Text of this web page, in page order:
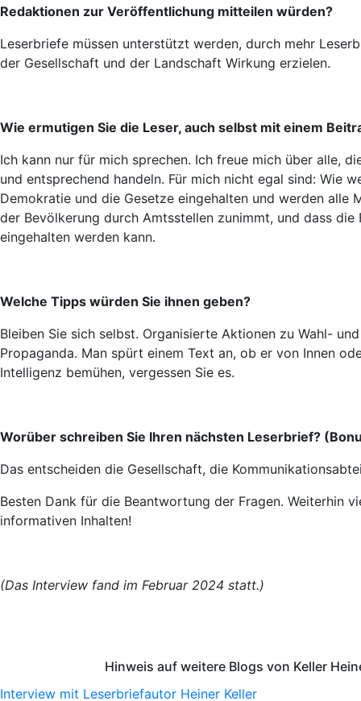
Redaktionen zur Veröffentlichung mitteilen würden?
Leserbriefe müssen unterstützt werden, durch mehr
der Gesellschaft und der Landschaft Wirkung erzielen.
Wie ermutigen Sie die Leser, auch selbst mit einem
Ich kann nur für mich sprechen. Ich freue mich über alle,
und entsprechend handeln. Für mich nicht egal sind: Wie
Demokratie und die Gesetze eingehalten und werden alle
der Bevölkerung durch Amtsstellen zunimmt, und dass
eingehalten werden kann.
Welche Tipps würden Sie ihnen geben?
Bleiben Sie sich selbst. Organisierte Aktionen zu Wahl-
Propaganda. Man spürt einem Text an, ob er von Innen
Intelligenz bemühen, vergessen Sie es.
Worüber schreiben Sie Ihren nächsten Leserbrief?
Das entscheiden die Gesellschaft, die
Besten Dank für die Beantwortung der Fragen. Weiterhin
informativen Inhalten!
(Das Interview fand im Februar 2024 statt.)
Hinweis auf weitere Blogs von Keller
Interview mit Leserbriefautor Heiner Keller